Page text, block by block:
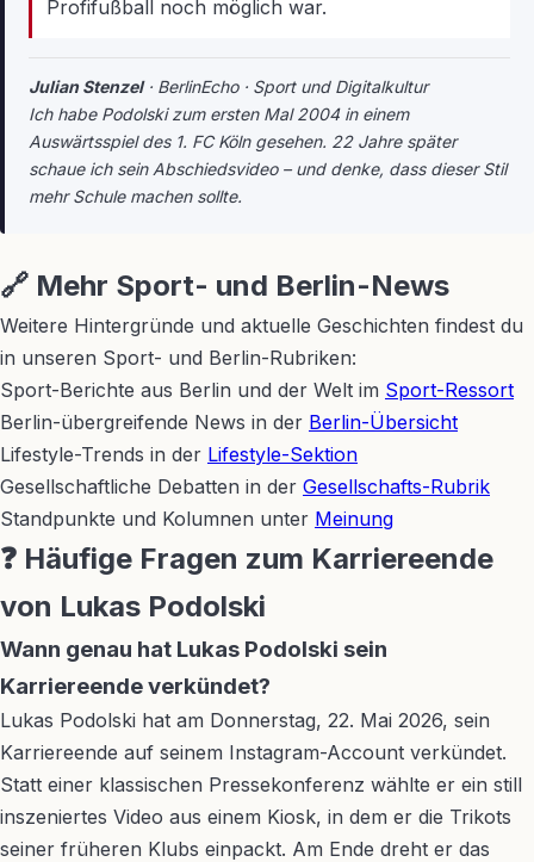
Profifußball noch möglich war.
Julian Stenzel· BerlinEcho · Sport und Digitalkultur
Ich habe Podolski zum ersten Mal 2004 in einem
Auswärtsspiel des 1. FC Köln gesehen. 22 Jahre später
schaue ich sein Abschiedsvideo – und denke, dass dieser Stil
mehr Schule machen sollte.
🔗 Mehr Sport- und Berlin-News
Weitere Hintergründe und aktuelle Geschichten findest du
in unseren Sport- und Berlin-Rubriken:
Sport-Berichte aus Berlin und der Welt im Sport-Ressort
Berlin-übergreifende News in der Berlin-Übersicht
Lifestyle-Trends in der Lifestyle-Sektion
Gesellschaftliche Debatten in der Gesellschafts-Rubrik
Standpunkte und Kolumnen unter Meinung
❓ Häufige Fragen zum Karriereende
von Lukas Podolski
Wann genau hat Lukas Podolski sein
Karriereende verkündet?
Lukas Podolski hat am Donnerstag, 22. Mai 2026, sein
Karriereende auf seinem Instagram-Account verkündet.
Statt einer klassischen Pressekonferenz wählte er ein still
inszeniertes Video aus einem Kiosk, in dem er die Trikots
seiner früheren Klubs einpackt. Am Ende dreht er das